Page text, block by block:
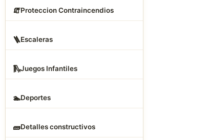
🧯Proteccion Contraincendios
🪜Escaleras
🛝Juegos Infantiles
🏊Deportes
🧱Detalles constructivos